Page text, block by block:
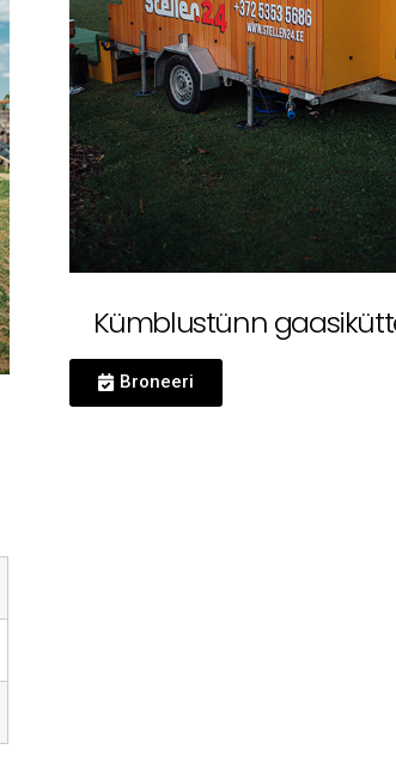
Kümblustünn
Broneeri